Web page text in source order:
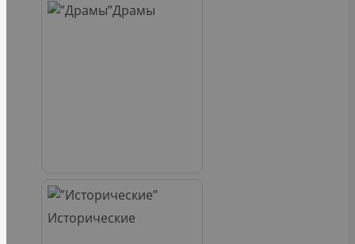
Драмы
Исторические